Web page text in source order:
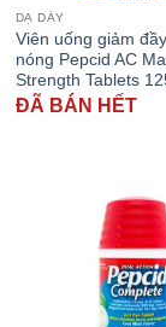
DẠ DÀY
Viên uống giảm
nóng Pepcid AC
Strength Tablets
ĐÃ BÁN HẾT